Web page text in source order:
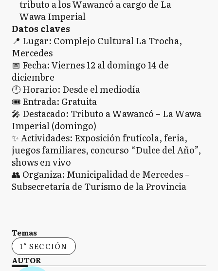
tributo a los Wawancó a cargo de La
Wawa Imperial
Datos claves
📍 Lugar: Complejo Cultural La Trocha,
Mercedes
📅 Fecha: Viernes 12 al domingo 14 de
diciembre
🕛 Horario: Desde el mediodía
🎟 Entrada: Gratuita
🎤 Destacado: Tributo a Wawancó – La Wawa
Imperial (domingo)
✨ Actividades: Exposición frutícola, feria,
juegos familiares, concurso “Dulce del Año”,
shows en vivo
👥 Organiza: Municipalidad de Mercedes –
Subsecretaría de Turismo de la Provincia
Temas
1° SECCIÓN
AUTOR